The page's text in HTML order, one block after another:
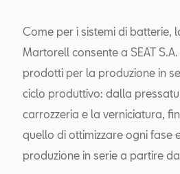
Come per i sistemi di batterie,
Martorell consente a SEAT
prodotti per la produzione in
ciclo produttivo: dalla
carrozzeria e la verniciatura,
quello di ottimizzare ogni fase
produzione in serie a partire